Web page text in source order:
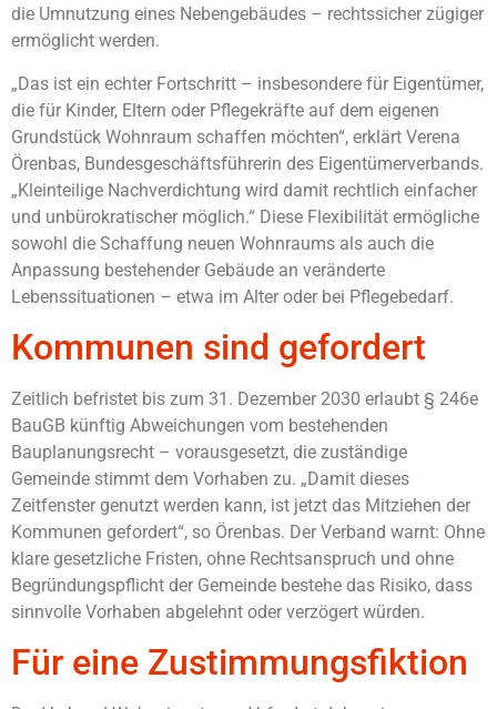
die Umnutzung eines Nebengebäudes – rechtssicher zügiger
ermöglicht werden.
„Das ist ein echter Fortschritt – insbesondere für Eigentümer,
die für Kinder, Eltern oder Pflegekräfte auf dem eigenen
Grundstück Wohnraum schaffen möchten“, erklärt Verena
Örenbas, Bundesgeschäftsführerin des Eigentümerverbands.
„Kleinteilige Nachverdichtung wird damit rechtlich einfacher
und unbürokratischer möglich.“ Diese Flexibilität ermögliche
sowohl die Schaffung neuen Wohnraums als auch die
Anpassung bestehender Gebäude an veränderte
Lebenssituationen – etwa im Alter oder bei Pflegebedarf.
Kommunen sind gefordert
Zeitlich befristet bis zum 31. Dezember 2030 erlaubt § 246e
BauGB künftig Abweichungen vom bestehenden
Bauplanungsrecht – vorausgesetzt, die zuständige
Gemeinde stimmt dem Vorhaben zu. „Damit dieses
Zeitfenster genutzt werden kann, ist jetzt das Mitziehen der
Kommunen gefordert“, so Örenbas. Der Verband warnt: Ohne
klare gesetzliche Fristen, ohne Rechtsanspruch und ohne
Begründungspflicht der Gemeinde bestehe das Risiko, dass
sinnvolle Vorhaben abgelehnt oder verzögert würden.
Für eine Zustimmungsfiktion